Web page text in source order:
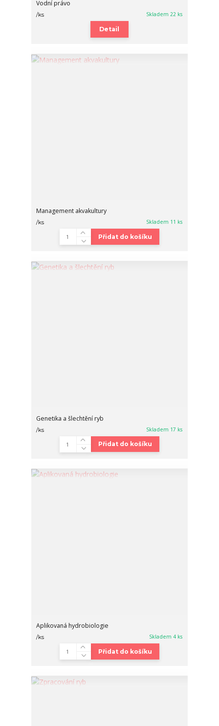
Vodní právo
/ks Skladem 22 ks
Detail
Management akvakultury
/ks Skladem 11 ks
Přidat do košíku
Genetika a šlechtění ryb
/ks Skladem 17 ks
Přidat do košíku
Aplikovaná hydrobiologie
/ks Skladem 4 ks
Přidat do košíku